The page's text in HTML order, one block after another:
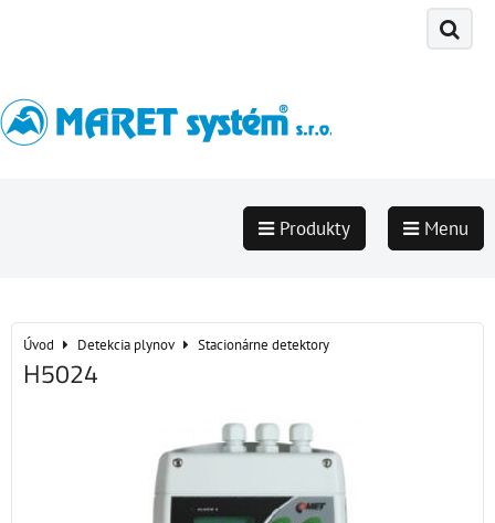
Produkty Menu
Úvod Detekcia plynov Stacionárne detektory
H5024